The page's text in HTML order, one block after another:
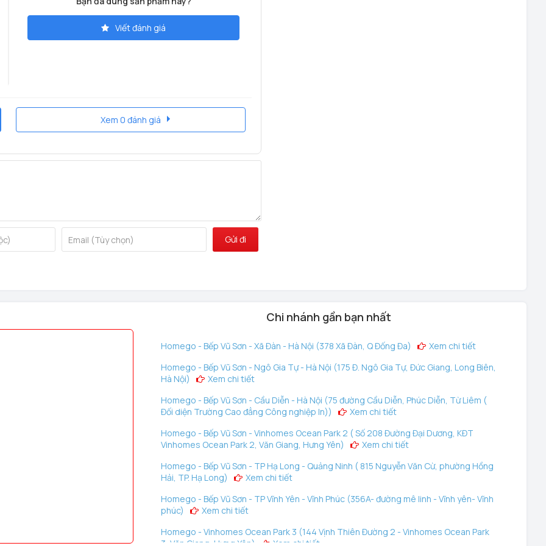
trải nghiệm tuyệt với, an tâm môi khi tìm đến khách sạn
Viết đánh giá
Xem 0 đánh giá
Gửi đi
Chi nhánh gần bạn nhất
Homego - Bếp Vũ Sơn - Xã Đàn - Hà Nội (378 Xã Đàn, Q Đống Đa)
Xem chi tiết
Homego - Bếp Vũ Sơn - Ngô Gia Tự - Hà Nội (175 Đ. Ngô Gia Tự, Đức Giang, Long Biên,
Hà Nội)
Xem chi tiết
Homego - Bếp Vũ Sơn - Cầu Diễn - Hà Nội (75 đường Cầu Diễn, Phúc Diễn, Từ Liêm (
Đối diện Trường Cao đẳng Công nghiệp In))
Xem chi tiết
Homego - Bếp Vũ Sơn - Vinhomes Ocean Park 2 ( Số 208 Đường Đại Dương, KĐT
Vinhomes Ocean Park 2, Văn Giang, Hưng Yên)
Xem chi tiết
Homego - Bếp Vũ Sơn - TP Hạ Long - Quảng Ninh ( 815 Nguyễn Văn Cừ, phường Hồng
Hải, TP. Hạ Long)
Xem chi tiết
Homego - Bếp Vũ Sơn - TP Vĩnh Yên - Vĩnh Phúc (356A- đường mê linh - Vĩnh yên- Vĩnh
phúc)
Xem chi tiết
Homego - Vinhomes Ocean Park 3 (144 Vịnh Thiên Đường 2 - Vinhomes Ocean Park
3, Văn Giang, Hưng Yên)
Xem chi tiết